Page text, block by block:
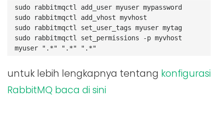
sudo rabbitmqctl add_user myuser mypassword
sudo rabbitmqctl add_vhost myvhost
sudo rabbitmqctl set_user_tags myuser mytag
sudo rabbitmqctl set_permissions -p myvhost
myuser ".*" ".*" ".*"
untuk lebih lengkapnya tentang konfigurasi
RabbitMQ baca di sini